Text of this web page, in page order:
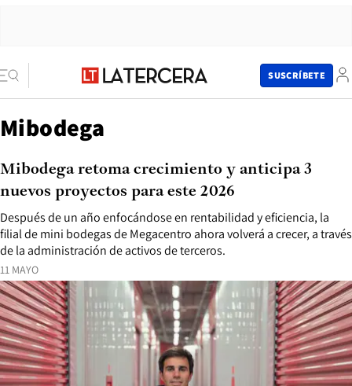
SUSCRÍBETE
Mibodega
11 MAYO
Después de un año enfocándose en rentabilidad y eficiencia, la
filial de mini bodegas de Megacentro ahora volverá a crecer, a través
de la administración de activos de terceros.
Mibodega retoma crecimiento y anticipa 3
nuevos proyectos para este 2026